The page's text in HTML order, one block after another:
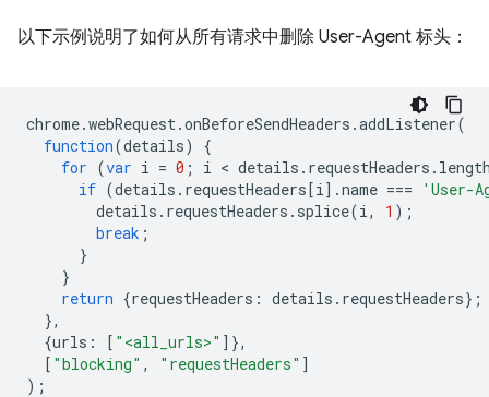
以下示例说明了如何从所有请求中删除 User-Agent 标头：
chrome.webRequest.onBeforeSendHeaders .addListener(
function(details)
{
for (var i = 0 ; i < details . requestHeaders .
if (details . requestHeaders[i].name ===
'User-
details . requestHeaders . splice(i, 1 );
break ;
}
}
return {requestHeaders : details . requestHeaders};
},
{urls : [ "<all_urls>" ]},
[ "blocking" , "requestHeaders" ]
);